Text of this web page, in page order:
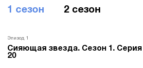
1 сезон 2 сезон
Эпизод 1
Сияющая звезда. Сезон 1. Серия
20